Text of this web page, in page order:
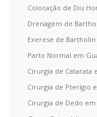
Colocação de Diu
Drenagem de
Exerese de
Parto Normal em
Cirurgia de Catarata
Cirurgia de Pterígio
Cirurgia de Dedo